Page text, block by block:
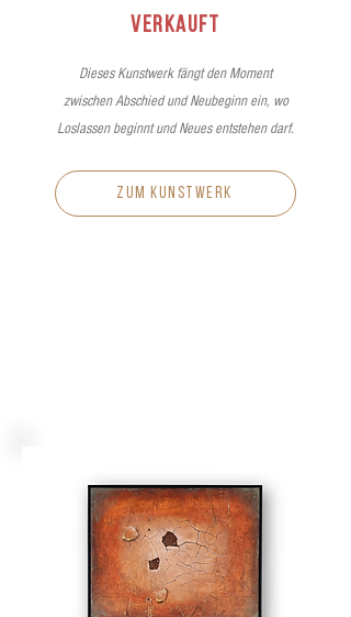
verkauft
Dieses Kunstwerk fängt den Moment
zwischen Abschied und Neubeginn ein, wo
Loslassen beginnt und Neues entstehen darf.
zum kunstwerk